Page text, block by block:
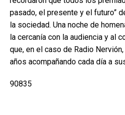
pasado, el presente y el futuro”
la sociedad. Una noche de
la cercanía con la audiencia y al
que, en el caso de Radio
años acompañando cada día a
90835